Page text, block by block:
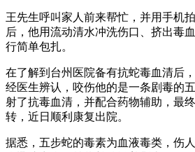
王先生呼叫家人前来帮忙，并用手机
后，他用流动清水冲洗伤口、挤出毒
行简单包扎。
在了解到台州医院备有抗蛇毒血清后
经医生辨认，咬伤他的是一条剧毒的
射了抗毒血清，并配合药物辅助，最
转，近日顺利康复出院。
据悉，五步蛇的毒素为血液毒类，伤